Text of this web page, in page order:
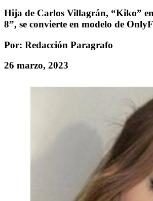
Hija de Carlos Villagrán, “Kiko”
8”, se convierte en modelo de
Por: Redacción Paragrafo
26 marzo, 2023